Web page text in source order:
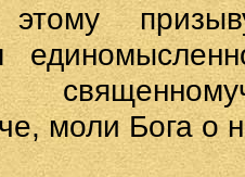
моли Бога о